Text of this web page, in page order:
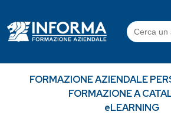
content
Search
for:
FORMAZIONE AZIENDALE
FORMAZIONE A
eLEARNING